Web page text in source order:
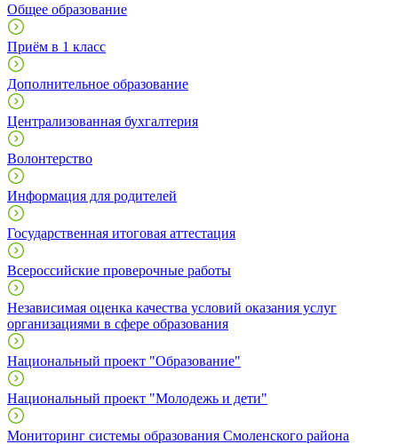
Общее образование
Приём в 1 класс
Дополнительное образование
Централизованная бухгалтерия
Волонтерство
Информация для родителей
Государственная итоговая аттестация
Всероссийские проверочные работы
Независимая оценка качества условий оказания услуг
организациями в сфере образования
Национальный проект "Образование"
Национальный проект "Молодежь и дети"
Мониторинг системы образования Смоленского района